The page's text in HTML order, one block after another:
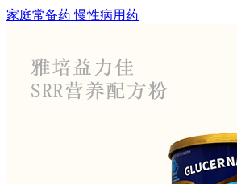
家庭常备药 慢性病用药